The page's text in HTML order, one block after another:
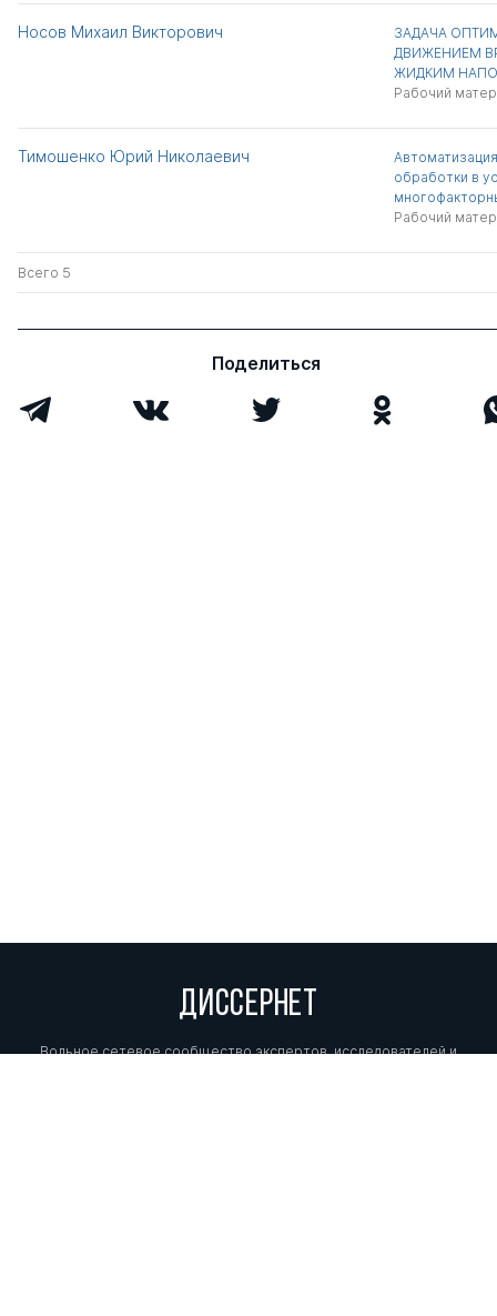
Носов Михаил Викторович
ЗАДАЧА
ДВИЖЕНИЕМ
ЖИДКИМ
Рабочий
Тимошенко Юрий Николаевич
обработки в
Рабочий
Всего 5
Поделиться
ДИССЕРНЕТ
Вольное сетевое сообщество экспертов, исследователей и